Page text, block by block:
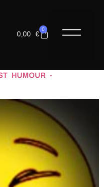
0,00 €
0
HUMOUR -